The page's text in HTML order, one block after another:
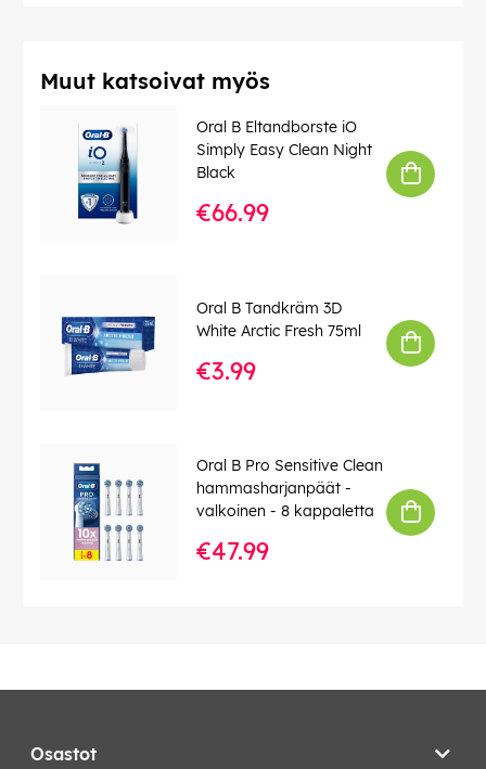
Muut katsoivat myös
Oral B Eltandborste iO
Simply Easy Clean Night
Black
€66.99
Oral B Tandkräm 3D
White Arctic Fresh 75ml
€3.99
Oral B Pro Sensitive Clean
hammasharjanpäät -
valkoinen - 8 kappaletta
€47.99
Osastot